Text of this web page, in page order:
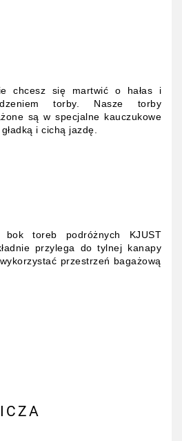
chcesz się martwić o hałas i
torby. Nasze torby
są w specjalne kauczukowe
i cichą jazdę.
bok toreb podróżnych KJUST
przylega do tylnej kanapy
przestrzeń bagażową